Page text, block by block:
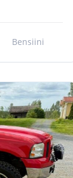
Bensiini